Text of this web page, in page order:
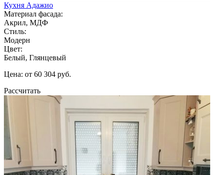
Кухня Адажио
Материал фасада:
Акрил, МДФ
Стиль:
Модерн
Цвет:
Белый, Глянцевый
Цена: от 60 304 руб.
Рассчитать